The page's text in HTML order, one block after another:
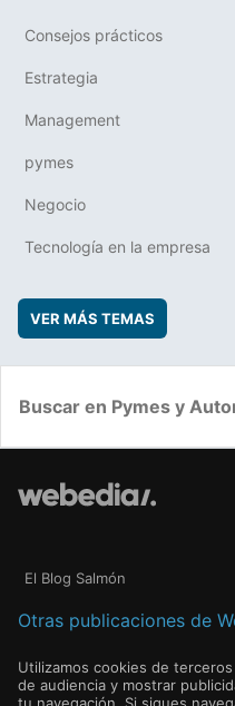
Consejos prácticos
Estrategia
Management
pymes
Negocio
Tecnología en la empresa
VER MÁS TEMAS
El Blog Salmón
Otras publicaciones de
Utilizamos cookies de
de audiencia y mostrar